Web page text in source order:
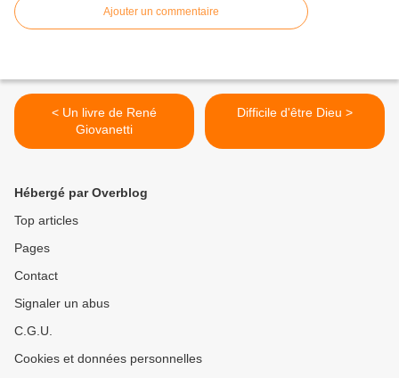
Ajouter un commentaire
< Un livre de René
Giovanetti
Difficile d'être Dieu >
Hébergé par Overblog
Top articles
Pages
Contact
Signaler un abus
C.G.U.
Cookies et données personnelles